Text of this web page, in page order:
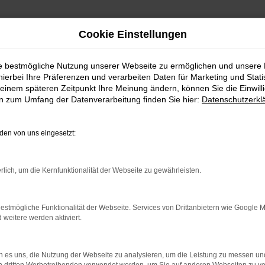
kaufen mit Lieferservice
perfekt unterwegs in
doch mal einen VW Vorführwagen. Für
du hier in einen Fast-Neuwagen. VW
wenngleich meist nur wenige Kilometer auf dem
zum Zweck der Präsentation und um die vielen
die VW Vorführwagen dann ausgewechselt und
liefern wir jeden VW Vorführwagen direkt zu
Cookie Einstellungen
bestmögliche Nutzung unserer Webseite zu ermöglichen und unsere
Ihre Präferenzen und verarbeiten Daten für Marketing und
späteren Zeitpunkt Ihre Meinung ändern, können Sie die
zum Umfang der Datenverarbeitung finden Sie hier:
von uns eingesetzt:
um die Kernfunktionalität der Webseite zu gewährleisten.
Funktionalität der Webseite. Services von Drittanbietern wie Google
weitere werden aktiviert.
es uns, die Nutzung der Webseite zu analysieren, um die Leistung zu messen